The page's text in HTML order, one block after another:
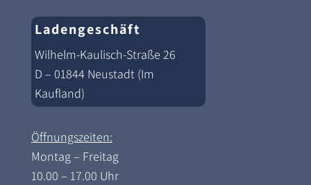
Ladengeschäft
Wilhelm-Kaulisch-Straße 26
D – 01844 Neustadt (Im
Kaufland)
Öffnungszeiten:
Montag – Freitag
10.00 – 17.00 Uhr